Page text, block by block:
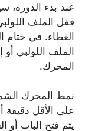
عند بدء الدورة،
قفل الملف
الغطاء. في ختام
الملف اللولبي
المحرك.
نمط المحرك
على الأقل دقيقة
يتم فتح الباب أو